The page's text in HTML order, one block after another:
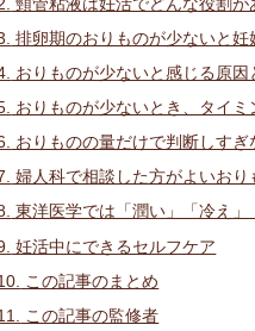
排卵期のおりものが少ないと妊
おりものが少ないと感じる原因
おりものが少ないとき、タイミ
おりものの量だけで判断しすぎ
婦人科で相談した方がよいおり
東洋医学では「潤い」「冷え
妊活中にできるセルフケア
この記事のまとめ
この記事の監修者